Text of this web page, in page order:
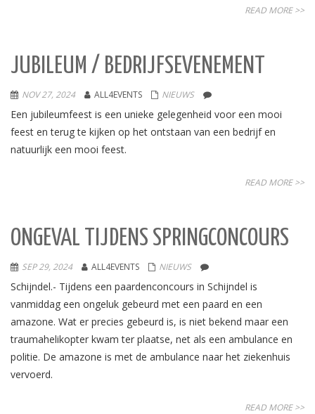
READ MORE >>
JUBILEUM / BEDRIJFSEVENEMENT
NOV 27, 2024 ALL4EVENTS NIEUWS
Een jubileumfeest is een unieke gelegenheid voor een mooi
feest en terug te kijken op het ontstaan van een bedrijf en
natuurlijk een mooi feest.
READ MORE >>
ONGEVAL TIJDENS SPRINGCONCOURS
SEP 29, 2024 ALL4EVENTS NIEUWS
Schijndel.- Tijdens een paardenconcours in Schijndel is
vanmiddag een ongeluk gebeurd met een paard en een
amazone. Wat er precies gebeurd is, is niet bekend maar een
traumahelikopter kwam ter plaatse, net als een ambulance en
politie. De amazone is met de ambulance naar het ziekenhuis
vervoerd.
READ MORE >>